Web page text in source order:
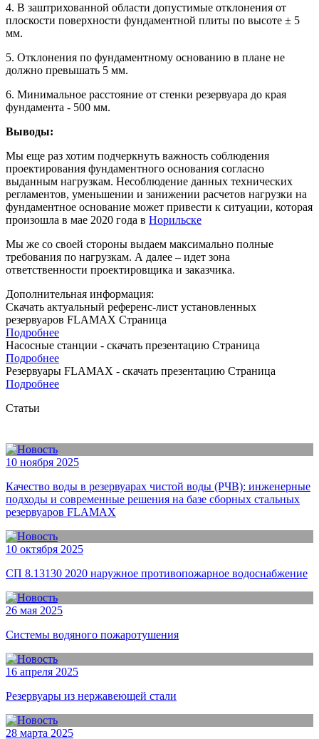
4. В заштрихованной области допустимые отклонения от
плоскости поверхности фундаментной плиты по высоте ± 5
мм.
5. Отклонения по фундаментному основанию в плане не
должно превышать 5 мм.
6. Минимальное расстояние от стенки резервуара до края
фундамента - 500 мм.
Выводы:
Мы еще раз хотим подчеркнуть важность соблюдения
проектирования фундаментного основания согласно
выданным нагрузкам. Несоблюдение данных технических
регламентов, уменьшении и занижении расчетов нагрузки на
фундаментное основание может привести к ситуации, которая
произошла в мае 2020 года в Норильске
Мы же со своей стороны выдаем максимально полные
требования по нагрузкам. А далее – идет зона
ответственности проектировщика и заказчика.
Дополнительная информация:
Скачать актуальный референс-лист установленных
резервуаров FLAMAX Страница
Подробнее
Насосные станции - скачать презентацию Страница
Подробнее
Резервуары FLAMAX - скачать презентацию Страница
Подробнее
Статьи
10 ноября 2025
Качество воды в резервуарах чистой воды (РЧВ): инженерные
подходы и современные решения на базе сборных стальных
резервуаров FLAMAX
10 октября 2025
СП 8.13130 2020 наружное противопожарное водоснабжение
26 мая 2025
Системы водяного пожаротушения
16 апреля 2025
Резервуары из нержавеющей стали
28 марта 2025